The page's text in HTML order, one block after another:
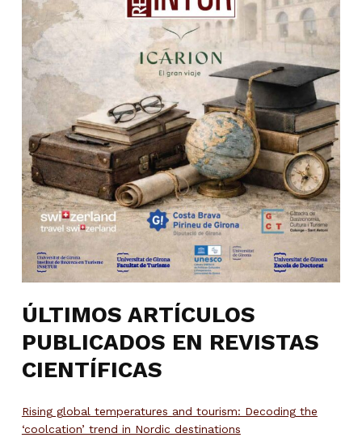
ÚLTIMOS ARTÍCULOS
PUBLICADOS EN REVISTAS
CIENTÍFICAS
Rising global temperatures and tourism: Decoding the
‘coolcation’ trend in Nordic destinations